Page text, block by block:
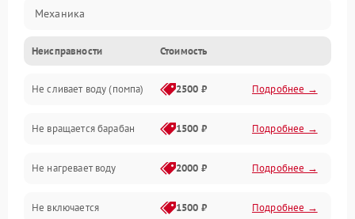
Механика
Электропитание
Водоснабжение
Слив
Программное обеспечение
Неисправности Стоимость
Не сливает воду (помпа) 2500 ₽ Подробнее →
Не вращается барабан 1500 ₽ Подробнее →
Не нагревает воду 2000 ₽ Подробнее →
Не включается 1500 ₽ Подробнее →